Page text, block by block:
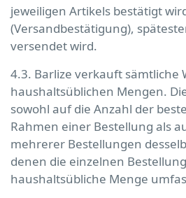
jeweiligen Artikels bestätigt
(Versandbestätigung),
versendet wird.
4.3. Barlize verkauft sämtliche
haushaltsüblichen Mengen.
sowohl auf die Anzahl der
Rahmen einer Bestellung als
mehrerer Bestellungen
denen die einzelnen
haushaltsübliche Menge